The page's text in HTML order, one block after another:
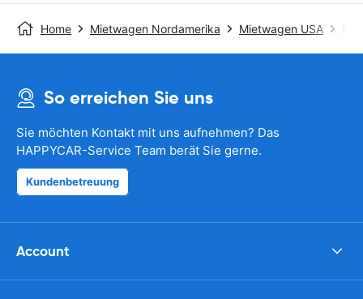
Home Mietwagen Nordamerika Mietwagen USA
So erreichen Sie uns
Sie möchten Kontakt mit uns aufnehmen? Das
HAPPYCAR-Service Team berät Sie gerne.
Kundenbetreuung
Account